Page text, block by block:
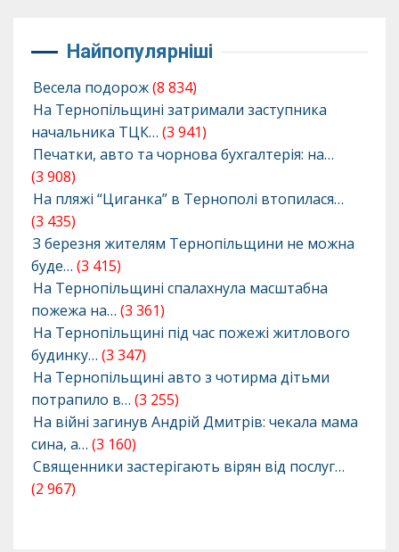
Найпопулярніші
Весела подорож(8 834)
На Тернопільщині затримали заступника
начальника ТЦК… (3 941)
Печатки, авто та чорнова бухгалтерія: на…
(3 908)
На пляжі “Циганка” в Тернополі втопилася…
(3 435)
З березня жителям Тернопільщини не можна
буде… (3 415)
На Тернопільщині спалахнула масштабна
пожежа на… (3 361)
На Тернопільщині під час пожежі житлового
будинку… (3 347)
На Тернопільщині авто з чотирма дітьми
потрапило в… (3 255)
На війні загинув Андрій Дмитрів: чекала мама
сина, а… (3 160)
Священники застерігають вірян від послуг…
(2 967)